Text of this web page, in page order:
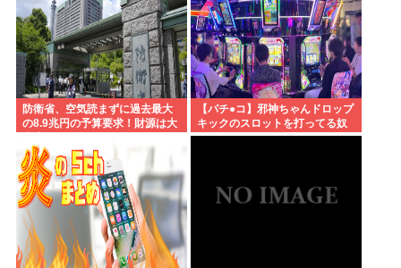
防衛省、空気読まずに過去最大
の8.9兆円の予算要求！財源は大
【パチ●コ】邪神ちゃんドロップ
キックのスロットを打ってる奴
がヤバすぎてワロタ